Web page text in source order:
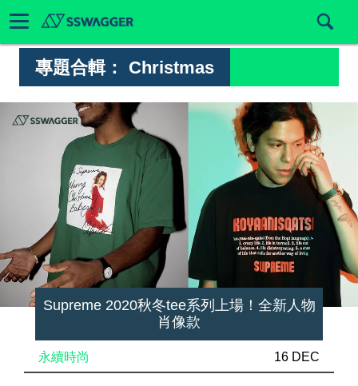
專題合輯： Christmas
Supreme 2020秋冬tee系列上場！全新人物
肖像款
永續時尚 16 DEC